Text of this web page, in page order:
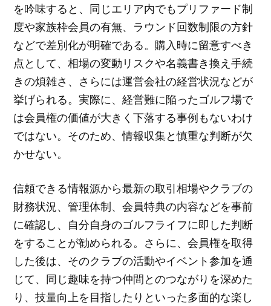
を吟味すると、同じエリア内でもプリファード制
度や家族枠会員の有無、ラウンド回数制限の方針
などで差別化が明確である。購入時に留意すべき
点として、相場の変動リスクや名義書き換え手続
きの煩雑さ、さらには運営会社の経営状況などが
挙げられる。実際に、経営難に陥ったゴルフ場で
は会員権の価値が大きく下落する事例もないわけ
ではない。そのため、情報収集と慎重な判断が欠
かせない。
信頼できる情報源から最新の取引相場やクラブの
財務状況、管理体制、会員特典の内容などを事前
に確認し、自分自身のゴルフライフに即した判断
をすることが勧められる。さらに、会員権を取得
した後は、そのクラブの活動やイベント参加を通
じて、同じ趣味を持つ仲間とのつながりを深めた
り、技量向上を目指したりといった多面的な楽し